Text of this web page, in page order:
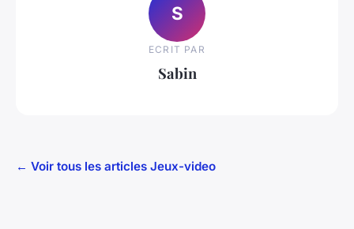
S
ECRIT PAR
Sabin
← Voir tous les articles Jeux-video